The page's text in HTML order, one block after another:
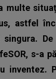
multe
astfel
singura.
s-a
inventez.